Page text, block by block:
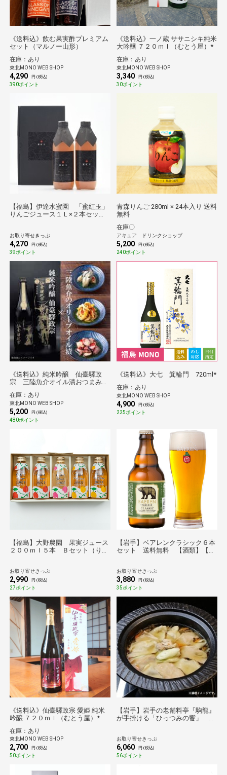
《送料込》飲む果実酢プレミアム
セット（マルノー山形）
在庫：あり
東北MONO WEB SHOP
4,290 円 (税込)
390ポイント
《送料込》一ノ蔵 ササニシキ純米
大吟醸 ７２０ｍｌ（むとう屋）*
在庫：あり
東北MONO WEB SHOP
3,340 円 (税込)
30ポイント
【福島】伊達水蜜園 「蜜紅玉」
りんごジュース１Ｌ×２本セッ
お取り寄せきっぷ
4,270 円 (税込)
39ポイント
青森りんご 280ml × 24本入り 送料
無料
在庫〇
アキュア ドリンクショップ
5,200 円 (税込)
240ポイント
《送料込》純米吟醸 仙臺驛政
宗 三陸魚介オイル漬おつまみセ
在庫：あり
東北MONO WEB SHOP
5,200 円 (税込)
480ポイント
《送料込》大七 箕輪門 720ml*
在庫：あり
東北MONO WEB SHOP
4,900 円 (税込)
225ポイント
【福島】大野農園 果実ジュース
２００ｍｌ５本 Ｂセット（りん
ション】
お取り寄せきっぷ
2,990 円 (税込)
27ポイント
【岩手】ベアレンクラシック６本
セット 送料無料 【酒類】【の
お取り寄せきっぷ
3,880 円 (税込)
35ポイント
《送料込》仙臺驛政宗 愛姫 純米
吟醸 ７２０ｍｌ（むとう屋）*
在庫：あり
東北MONO WEB SHOP
2,700 円 (税込)
50ポイント
【岩手】岩手の老舗料亭『駒龍』
が手掛ける「ひっつみの饗」 送
お取り寄せきっぷ
6,060 円 (税込)
56ポイント